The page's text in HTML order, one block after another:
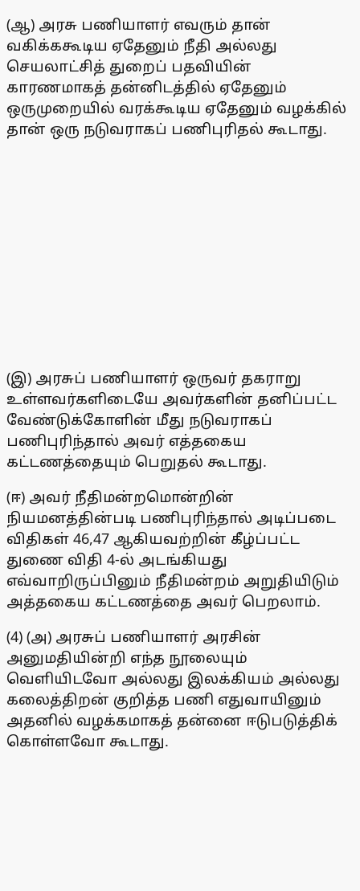
(ஆ) அரசு பணியாளர் எவரும் தான்
வகிக்ககூடிய ஏதேனும் நீதி அல்லது
செயலாட்சித் துறைப் பதவியின்
காரணமாகத் தன்னிடத்தில் ஏதேனும்
ஒருமுறையில் வரக்கூடிய ஏதேனும் வழக்கில்
தான் ஒரு நடுவராகப் பணிபுரிதல் கூடாது.
(இ) அரசுப் பணியாளர் ஒருவர் தகராறு
உள்ளவர்களிடையே அவர்களின் தனிப்பட்ட
வேண்டுக்கோளின் மீது நடுவராகப்
பணிபுரிந்தால் அவர் எத்தகைய
கட்டணத்தையும் பெறுதல் கூடாது.
(ஈ) அவர் நீதிமன்றமொன்றின்
நியமனத்தின்படி பணிபுரிந்தால் அடிப்படை
விதிகள் 46,47 ஆகியவற்றின் கீழ்ப்பட்ட
துணை விதி 4-ல் அடங்கியது
எவ்வாறிருப்பினும் நீதிமன்றம் அறுதியிடும்
அத்தகைய கட்டணத்தை அவர் பெறலாம்.
(4) (அ) அரசுப் பணியாளர் அரசின்
அனுமதியின்றி எந்த நூலையும்
வெளியிடவோ அல்லது இலக்கியம் அல்லது
கலைத்திறன் குறித்த பணி எதுவாயினும்
அதனில் வழக்கமாகத் தன்னை ஈடுபடுத்திக்
கொள்ளவோ கூடாது.